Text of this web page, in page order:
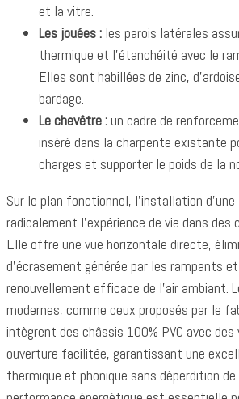
et la vitre.
Les jouées : les parois latérales
thermique et l'étanchéité avec le
Elles sont habillées de zinc,
bardage.
Le chevêtre :un cadre de
inséré dans la charpente existante
charges et supporter le poids de la
Sur le plan fonctionnel, l'installation
radicalement l'expérience de vie dans des
Elle offre une vue horizontale directe,
d'écrasement générée par les rampants
renouvellement efficace de l'air ambiant.
modernes, comme ceux proposés par le
intègrent des châssis 100% PVC avec des
ouverture facilitée, garantissant une
thermique et phonique sans déperdition